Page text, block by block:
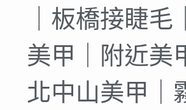
｜板橋接睫毛
美甲｜附近美
北中山美甲｜